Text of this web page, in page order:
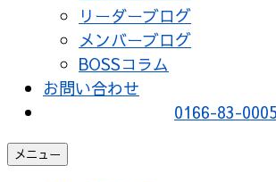
リーダーブログ
メンバーブログ
BOSSコラム
お問い合わせ
0166-83-0005
メニュー